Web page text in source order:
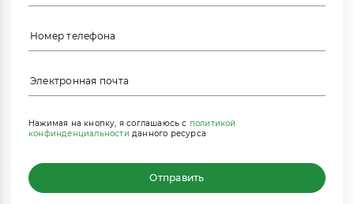
Нажимая на кнопку, я соглашаюсь с политикой
конфинденциальности данного ресурса
Отправить